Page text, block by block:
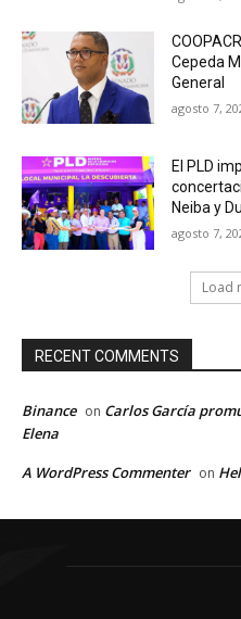
Cepeda
General
agosto 7,
El PLD
Neiba y
agosto 7,
Load
RECENT COMMENTS
Binance on Carlos García
Elena
A WordPress Commenter on